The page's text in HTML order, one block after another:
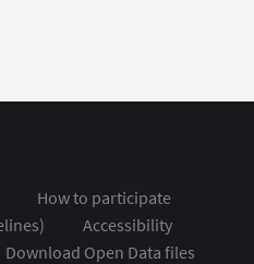
How to participate
Accessibility
Download Open Data files